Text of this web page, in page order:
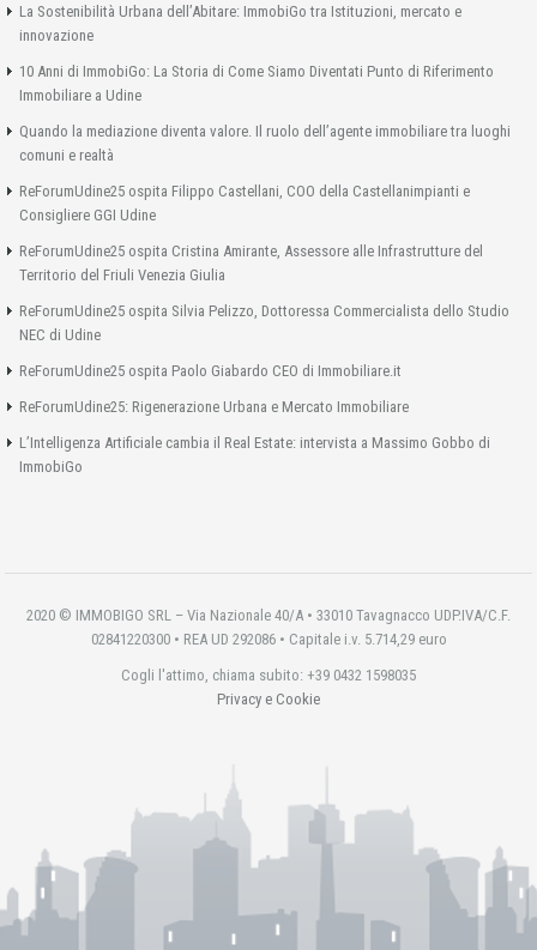
La Sostenibilità Urbana dell’Abitare: ImmobiGo tra Istituzioni, mercato e
innovazione
10 Anni di ImmobiGo: La Storia di Come Siamo Diventati Punto di Riferimento
Immobiliare a Udine
Quando la mediazione diventa valore. Il ruolo dell’agente immobiliare tra luoghi
comuni e realtà
ReForumUdine25 ospita Filippo Castellani, COO della Castellanimpianti e
Consigliere GGI Udine
ReForumUdine25 ospita Cristina Amirante, Assessore alle Infrastrutture del
Territorio del Friuli Venezia Giulia
ReForumUdine25 ospita Silvia Pelizzo, Dottoressa Commercialista dello Studio
NEC di Udine
ReForumUdine25 ospita Paolo Giabardo CEO di Immobiliare.it
ReForumUdine25: Rigenerazione Urbana e Mercato Immobiliare
L’Intelligenza Artificiale cambia il Real Estate: intervista a Massimo Gobbo di
ImmobiGo
2020 © IMMOBIGO SRL – Via Nazionale 40/A • 33010 Tavagnacco UDP.IVA/C.F.
02841220300 • REA UD 292086 • Capitale i.v. 5.714,29 euro
Cogli l'attimo, chiama subito: +39 0432 1598035
Privacy e Cookie